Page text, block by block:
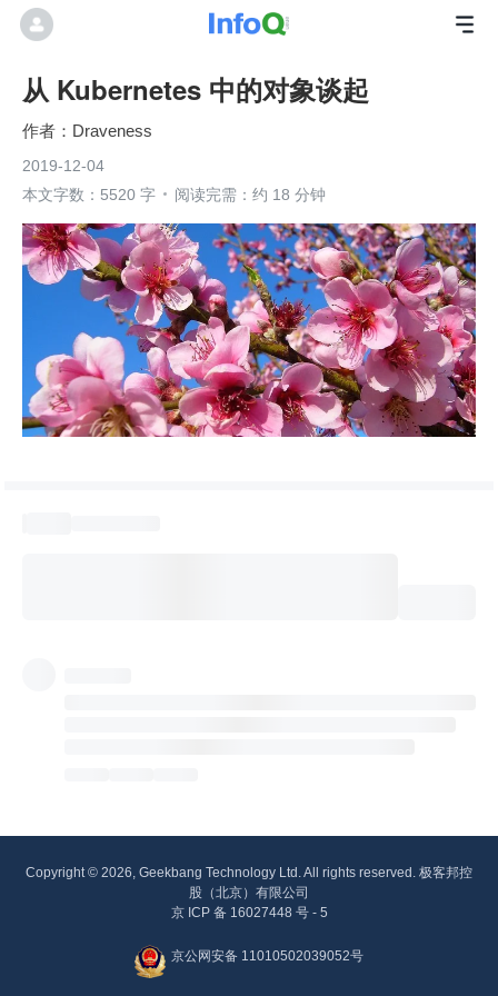
从 Kubernetes 中的对象谈起
Draveness
2019-12-04
本文字数：5520 字
阅读完需：约 18 分钟
Copyright © 2026, Geekbang Technology Ltd. All rights reserved. 极客邦控
股（北京）有限公司
京 ICP 备 16027448 号 - 5
京公网安备 11010502039052号